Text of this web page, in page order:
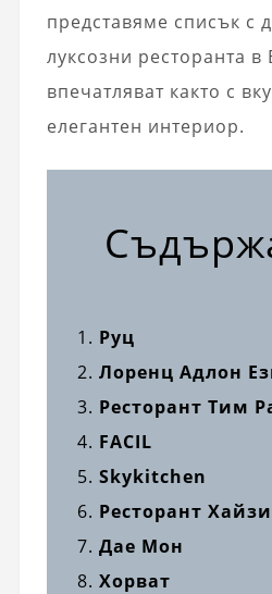
представяме списък с
луксозни ресторанта в
впечатляват както с
елегантен интериор.
Руц
Лоренц Адлон
Ресторант Тим
FACIL
Skykitchen
Ресторант
Дае Мон
Хорват